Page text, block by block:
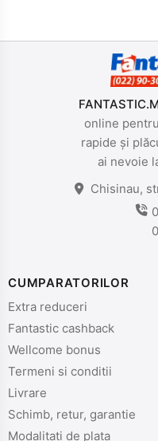
online
rapide și
ai nevoie
Chisinau,
CUMPARATORILOR
Extra reduceri
Fantastic cashback
Wellcome bonus
Termeni si conditii
Livrare
Schimb, retur, garantie
Modalitati de plata